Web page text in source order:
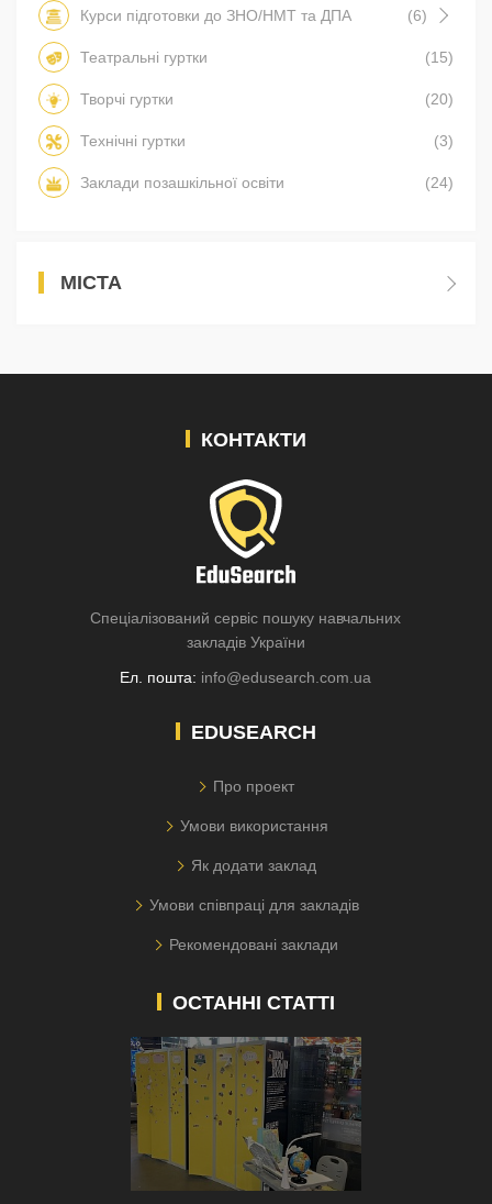
Курси підготовки до ЗНО/НМТ та ДПА (6)
Театральні гуртки (15)
Творчі гуртки (20)
Технічні гуртки (3)
Заклади позашкільної освіти (24)
МІСТА
КОНТАКТИ
Спеціалізований сервіс пошуку навчальних
закладів України
Ел. пошта: info@edusearch.com.ua
EDUSEARCH
Про проект
Умови використання
Як додати заклад
Умови співпраці для закладів
Рекомендовані заклади
ОСТАННІ СТАТТІ